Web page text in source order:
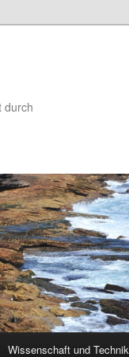
durch
Wissenschaft und Technik